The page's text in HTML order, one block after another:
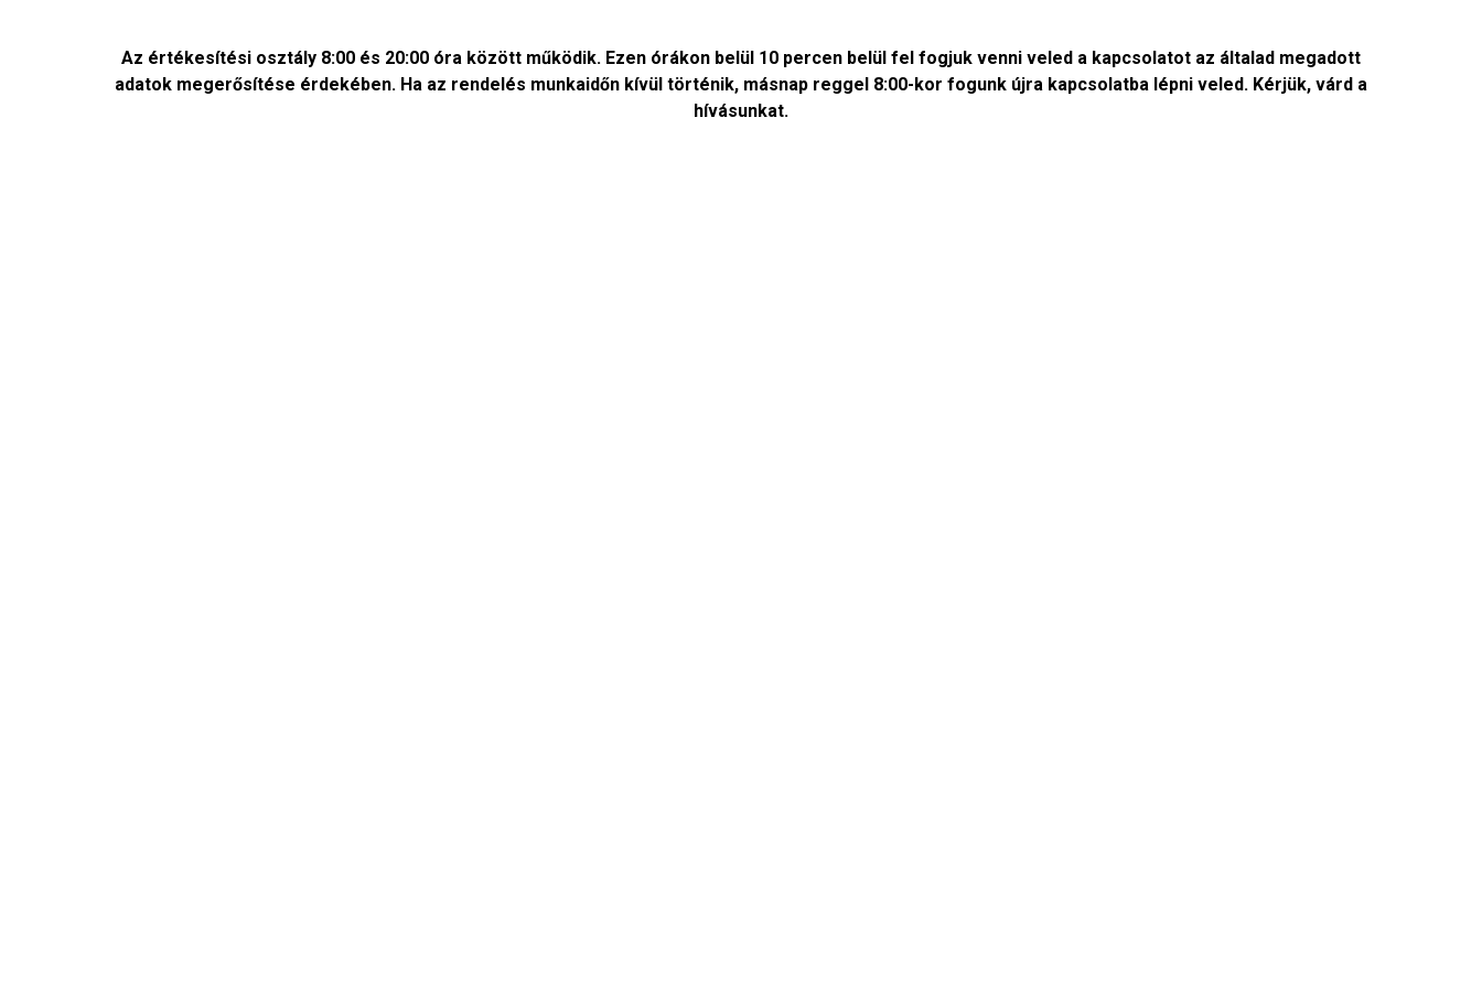
Az értékesítési osztály 8:00 és 20:00 óra között működik. Ezen órákon belül 10 percen belül fel fogjuk venni veled a kapcsolatot az általad megadott
adatok megerősítése érdekében. Ha az rendelés munkaidőn kívül történik, másnap reggel 8:00-kor fogunk újra kapcsolatba lépni veled. Kérjük, várd a
hívásunkat.